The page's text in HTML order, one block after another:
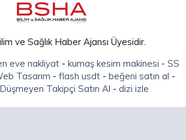
ve Sağlık Haber Ajansı Üyesidir.
eve nakliyat- kumaş kesim makinesi - SS
Tasarım - flash usdt - beğeni satın al -
Takipçi Satın Al - dizi izle